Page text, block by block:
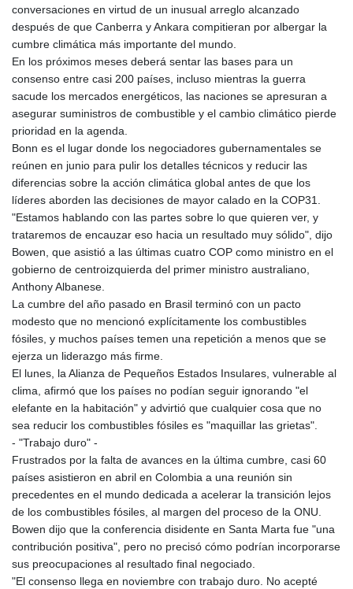
conversaciones en virtud de un inusual arreglo alcanzado
después de que Canberra y Ankara compitieran por albergar la
cumbre climática más importante del mundo.
En los próximos meses deberá sentar las bases para un
consenso entre casi 200 países, incluso mientras la guerra
sacude los mercados energéticos, las naciones se apresuran a
asegurar suministros de combustible y el cambio climático pierde
prioridad en la agenda.
Bonn es el lugar donde los negociadores gubernamentales se
reúnen en junio para pulir los detalles técnicos y reducir las
diferencias sobre la acción climática global antes de que los
líderes aborden las decisiones de mayor calado en la COP31.
"Estamos hablando con las partes sobre lo que quieren ver, y
trataremos de encauzar eso hacia un resultado muy sólido", dijo
Bowen, que asistió a las últimas cuatro COP como ministro en el
gobierno de centroizquierda del primer ministro australiano,
Anthony Albanese.
La cumbre del año pasado en Brasil terminó con un pacto
modesto que no mencionó explícitamente los combustibles
fósiles, y muchos países temen una repetición a menos que se
ejerza un liderazgo más firme.
El lunes, la Alianza de Pequeños Estados Insulares, vulnerable al
clima, afirmó que los países no podían seguir ignorando "el
elefante en la habitación" y advirtió que cualquier cosa que no
sea reducir los combustibles fósiles es "maquillar las grietas".
- "Trabajo duro" -
Frustrados por la falta de avances en la última cumbre, casi 60
países asistieron en abril en Colombia a una reunión sin
precedentes en el mundo dedicada a acelerar la transición lejos
de los combustibles fósiles, al margen del proceso de la ONU.
Bowen dijo que la conferencia disidente en Santa Marta fue "una
contribución positiva", pero no precisó cómo podrían incorporarse
sus preocupaciones al resultado final negociado.
"El consenso llega en noviembre con trabajo duro. No acepté